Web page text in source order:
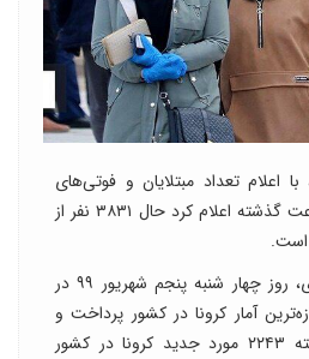
اعلام تعداد مبتلایان و فوتی‌های
بیماری کووید۱۹ در ۲۴ ساعت گذشته اعلام کرد حال ۳۸۳۱ نفر از
است.
: سیما سادات لاری، روز چهار شنبه پنجم شهریور ۹۹ در
آمار کرونا در کشور پرداخت و
گفت: در شبانه روز گذشته ۲۲۴۳ مورد جدید کرونا در کشور